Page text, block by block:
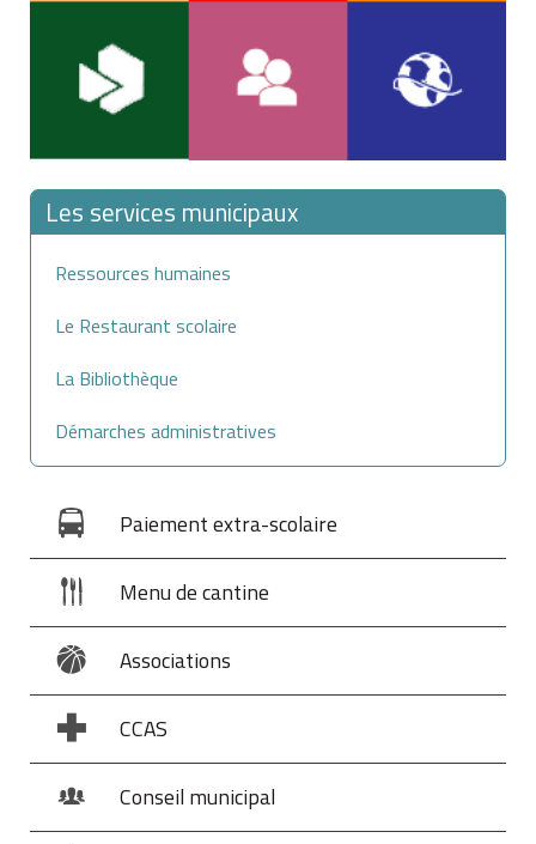
Les services municipaux
Ressources humaines
Le Restaurant scolaire
La Bibliothèque
Démarches administratives
Paiement extra-scolaire
Menu de cantine
Associations
CCAS
Conseil municipal